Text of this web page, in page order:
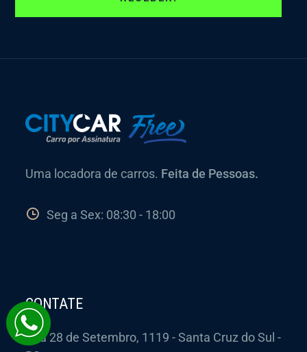
Uma locadora de carros. Feita de Pessoas.
Seg a Sex: 08:30 - 18:00
CONTATE
Rua 28 de Setembro, 1119 - Santa Cruz do Sul -